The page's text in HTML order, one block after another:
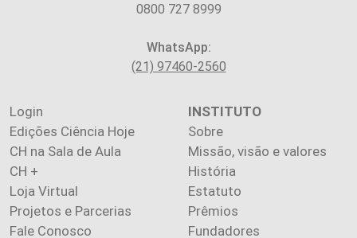
0800 727 8999
WhatsApp:
(21) 97460-2560
Login
Edições Ciência Hoje
CH na Sala de Aula
CH +
Loja Virtual
Projetos e Parcerias
Fale Conosco
INSTITUTO
Sobre
Missão, visão e valores
História
Estatuto
Prêmios
Fundadores